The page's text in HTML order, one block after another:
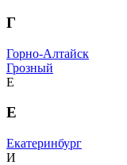
Г
Горно-Алтайск
Грозный
Е
Е
Екатеринбург
И